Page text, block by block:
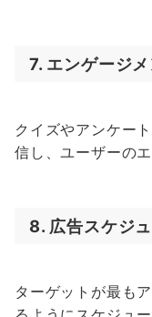
7. エンゲージ
クイズやアンケー
信し、ユーザーの
8. 広告スケジ
ターゲットが最も